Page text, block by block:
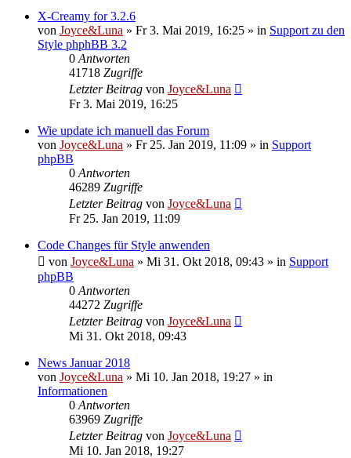
X-Creamy for 3.2.6
von Joyce&Luna » Fr 3. Mai 2019, 16:25 » in Support zu den
Style phphBB 3.2
0 Antworten
41718 Zugriffe
Letzter Beitrag von Joyce&Luna
Fr 3. Mai 2019, 16:25
Wie update ich manuell das Forum
von Joyce&Luna » Fr 25. Jan 2019, 11:09 » in Support
phpBB
0 Antworten
46289 Zugriffe
Letzter Beitrag von Joyce&Luna
Fr 25. Jan 2019, 11:09
Code Changes für Style anwenden
von Joyce&Luna » Mi 31. Okt 2018, 09:43 » in Support
phpBB
0 Antworten
44272 Zugriffe
Letzter Beitrag von Joyce&Luna
Mi 31. Okt 2018, 09:43
News Januar 2018
von Joyce&Luna » Mi 10. Jan 2018, 19:27 » in
Informationen
0 Antworten
63969 Zugriffe
Letzter Beitrag von Joyce&Luna
Mi 10. Jan 2018, 19:27